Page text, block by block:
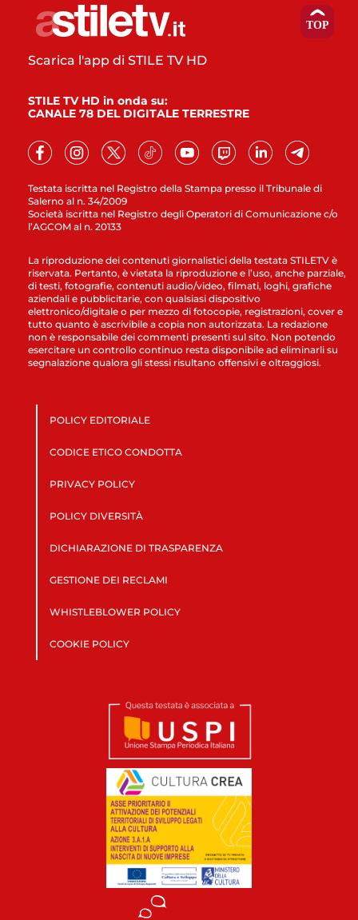
Testata iscritta nel Registro della Stampa presso il Tribunale di
Salerno al n. 34/2009
Società iscritta nel Registro degli Operatori di Comunicazione c/o
l’AGCOM al n. 20133
Scarica l'app di STILE TV HD
STILE TV HD in onda su:
CANALE 78 DEL DIGITALE TERRESTRE
La riproduzione dei contenuti giornalistici della testata STILETV è
riservata. Pertanto, è vietata la riproduzione e l’uso, anche parziale,
di testi, fotografie, contenuti audio/video, filmati, loghi, grafiche
aziendali e pubblicitarie, con qualsiasi dispositivo
elettronico/digitale o per mezzo di fotocopie, registrazioni, cover e
tutto quanto è ascrivibile a copia non autorizzata. La redazione
non è responsabile dei commenti presenti sul sito. Non potendo
esercitare un controllo continuo resta disponibile ad eliminarli su
segnalazione qualora gli stessi risultano offensivi e oltraggiosi.
POLICY EDITORIALE
CODICE ETICO CONDOTTA
PRIVACY POLICY
POLICY DIVERSITÀ
DICHIARAZIONE DI TRASPARENZA
GESTIONE DEI RECLAMI
WHISTLEBLOWER POLICY
COOKIE POLICY